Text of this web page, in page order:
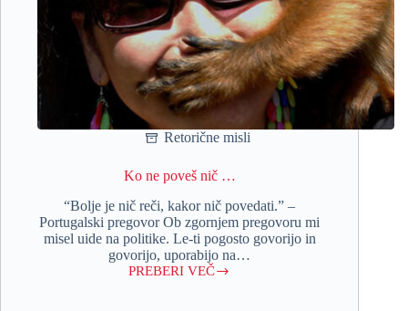
Retorične misli
Ko ne poveš nič …
“Bolje je nič reči, kakor nič povedati.” –
Portugalski pregovor Ob zgornjem pregovoru mi
misel uide na politike. Le-ti pogosto govorijo in
govorijo, uporabijo na…
PREBERI VEČ
Ko